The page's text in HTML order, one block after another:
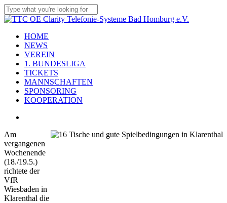
Skip
to
content
Close
Menu
HOME
NEWS
VEREIN
1. BUNDESLIGA
TICKETS
MANNSCHAFTEN
SPONSORING
KOOPERATION
Am
vergangenen
Wochenende
(18./19.5.)
richtete der
VfR
Wiesbaden in
Klarenthal die